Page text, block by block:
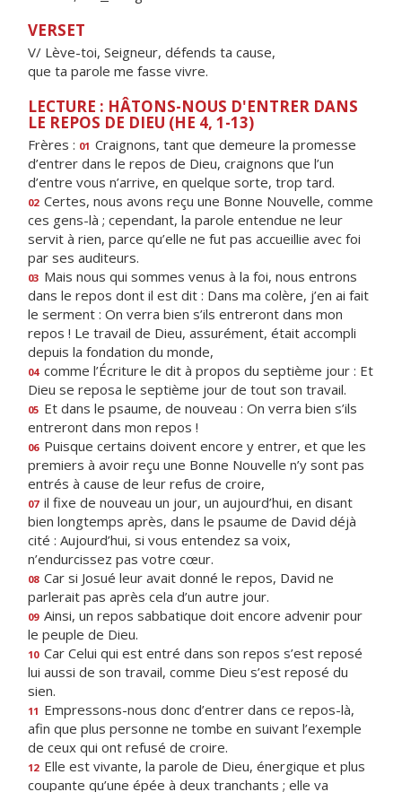
VERSET
V/ Lève-toi, Seigneur, défends ta cause,
que ta parole me fasse vivre.
LECTURE : HÂTONS-NOUS D'ENTRER DANS
LE REPOS DE DIEU (HE 4, 1-13)
Frères : 01 Craignons, tant que demeure la promesse
d’entrer dans le repos de Dieu, craignons que l’un
d’entre vous n’arrive, en quelque sorte, trop tard.
02 Certes, nous avons reçu une Bonne Nouvelle, comme
ces gens-là ; cependant, la parole entendue ne leur
servit à rien, parce qu’elle ne fut pas accueillie avec foi
par ses auditeurs.
03 Mais nous qui sommes venus à la foi, nous entrons
dans le repos dont il est dit : Dans ma colère, j’en ai fait
le serment : On verra bien s’ils entreront dans mon
repos ! Le travail de Dieu, assurément, était accompli
depuis la fondation du monde,
04 comme l’Écriture le dit à propos du septième jour : Et
Dieu se reposa le septième jour de tout son travail.
05 Et dans le psaume, de nouveau : On verra bien s’ils
entreront dans mon repos !
06 Puisque certains doivent encore y entrer, et que les
premiers à avoir reçu une Bonne Nouvelle n’y sont pas
entrés à cause de leur refus de croire,
07 il fixe de nouveau un jour, un aujourd’hui, en disant
bien longtemps après, dans le psaume de David déjà
cité : Aujourd’hui, si vous entendez sa voix,
n’endurcissez pas votre cœur.
08 Car si Josué leur avait donné le repos, David ne
parlerait pas après cela d’un autre jour.
09 Ainsi, un repos sabbatique doit encore advenir pour
le peuple de Dieu.
10 Car Celui qui est entré dans son repos s’est reposé
lui aussi de son travail, comme Dieu s’est reposé du
sien.
11 Empressons-nous donc d’entrer dans ce repos-là,
afin que plus personne ne tombe en suivant l’exemple
de ceux qui ont refusé de croire.
12 Elle est vivante, la parole de Dieu, énergique et plus
coupante qu’une épée à deux tranchants ; elle va